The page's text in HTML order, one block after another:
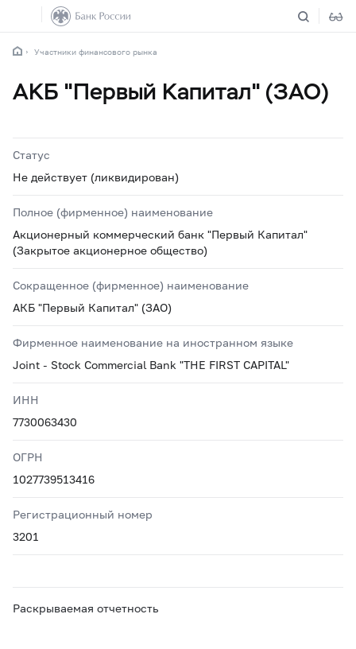
Участники финансового рынка
АКБ "Первый Капитал" (ЗАО)
Статус
Не действует (ликвидирован)
Полное (фирменное) наименование
Акционерный коммерческий банк "Первый Капитал"
(Закрытое акционерное общество)
Сокращенное (фирменное) наименование
АКБ "Первый Капитал" (ЗАО)
Фирменное наименование на иностранном языке
Joint - Stock Commercial Bank "THE FIRST CAPITAL"
ИНН
7730063430
ОГРН
1027739513416
Регистрационный номер
3201
Раскрываемая отчетность